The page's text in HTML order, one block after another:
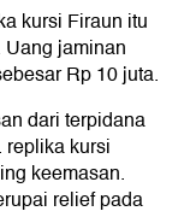
kursi Firaun itu
jaminan
Rp 10 juta.
dari terpidana
replika kursi
keemasan.
relief pada